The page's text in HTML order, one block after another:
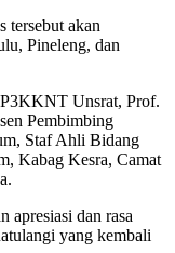
tersebut akan
Pineleng, dan
Unsrat, Prof.
Pembimbing
Staf Ahli Bidang
Kabag Kesra, Camat
apresiasi dan rasa
yang kembali